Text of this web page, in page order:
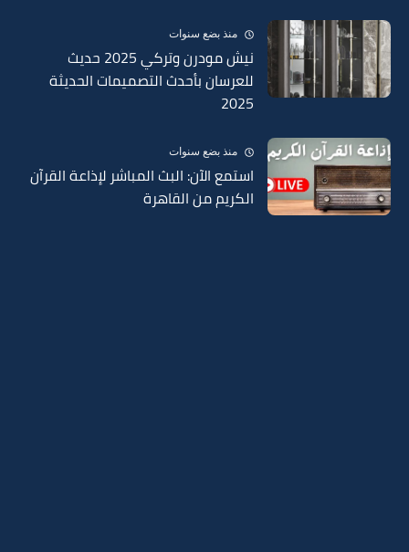
منذ بضع سنوات
نيش مودرن وتركي 2025 حديث
للعرسان بأحدث التصميمات الحديثة
2025
منذ بضع سنوات
استمع الآن: البث المباشر لإذاعة القرآن
الكريم من القاهرة